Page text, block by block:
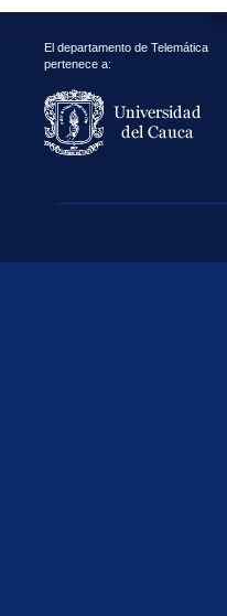
El departamento de Telemática
pertenece a: